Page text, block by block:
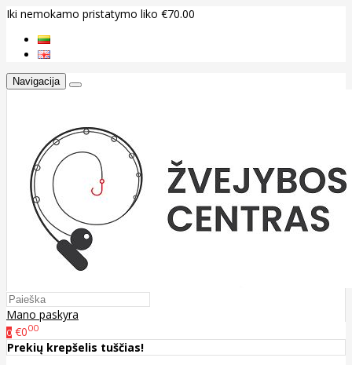
Iki nemokamo pristatymo liko €70.00
Navigacija
Mano paskyra
0 €000
Prekių krepšelis tuščias!